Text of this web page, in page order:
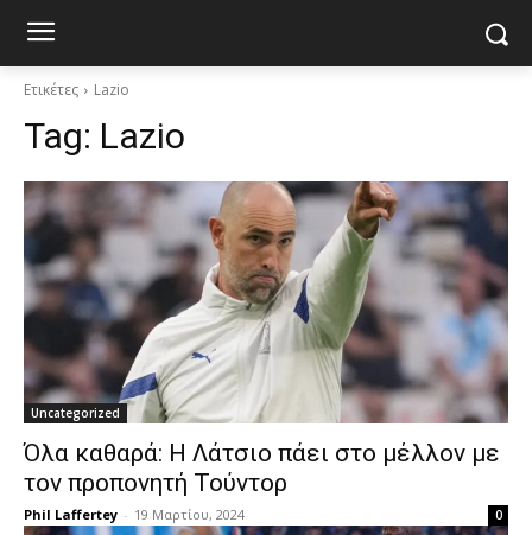
Ετικέτες Lazio
Tag: Lazio
Uncategorized
Όλα καθαρά: Η Λάτσιο πάει στο μέλλον με
τον προπονητή Τούντορ
Phil Laffertey - 19 Μαρτίου, 2024 0